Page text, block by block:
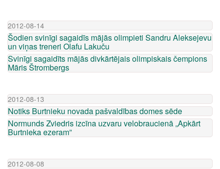
2012-08-14
Šodien svinīgi sagaidīs mājās olimpieti Sandru Aleksejevu
un viņas treneri Olafu Lakuču
Svinīgi sagaidīts mājās divkārtējais olimpiskais čempions
Māris Štrombergs
2012-08-13
Notiks Burtnieku novada pašvaldības domes sēde
Normunds Zviedris izcīna uzvaru velobraucienā „Apkārt
Burtnieka ezeram”
2012-08-08